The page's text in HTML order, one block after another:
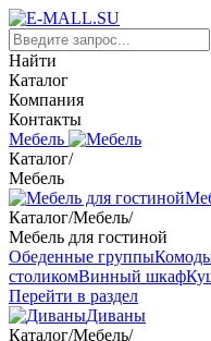
Найти
Каталог
Компания
Контакты
Мебель
Каталог/
Мебель
Каталог/Мебель/
Мебель для гостиной
Обеденные группы
столикомВинный шкаф
Перейти в раздел
Диваны
Каталог/Мебель/